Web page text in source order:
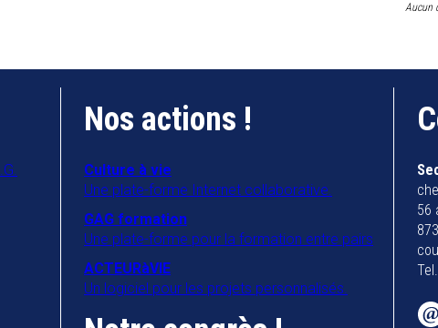
Aucun
Nos actions !
Culture à vie
Une plate-forme Internet collaborative.
GAG formation
Une plate-forme pour la formation entre pairs
ACTEURàVIE
Un logiciel pour les projets personnalisés.
56